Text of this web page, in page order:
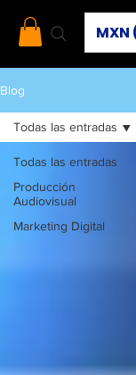
MXN
Blog
Todas las entradas
Producción
Audiovisual
Marketing Digital
Todas las entradas